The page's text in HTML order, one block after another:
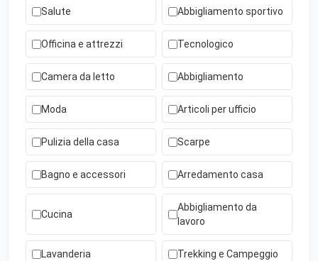
Salute Abbigliamento sportivo
Officina e attrezzi Tecnologico
Camera da letto Abbigliamento
Moda Articoli per ufficio
Pulizia della casa Scarpe
Bagno e accessori Arredamento casa
Cucina
Abbigliamento da
lavoro
Lavanderia Trekking e Campeggio